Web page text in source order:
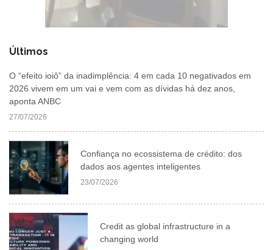
Últimos
O “efeito ioiô” da inadimplência: 4 em cada 10 negativados em
2026 vivem em um vai e vem com as dívidas há dez anos,
aponta ANBC
27/07/2026
Confiança no ecossistema de crédito: dos
dados aos agentes inteligentes
23/07/2026
Credit as global infrastructure in a
changing world